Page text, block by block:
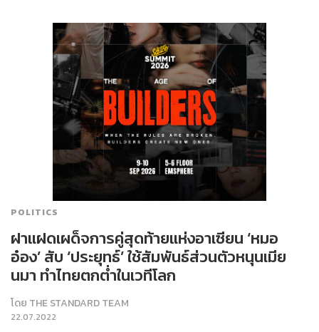
POLITICS
ฝาแฝดเผด็จการคู่สุดท้ายแห่งอาเซียน ‘หมอ
อ๋อง’ สับ ‘ประยุทธ์’ ใช้สัมพันธ์ส่วนตัวหนุนเมีย
นมา ทำไทยตกต่ำในเวทีโลก
โดย THE STANDARD TEAM
22.07.2022